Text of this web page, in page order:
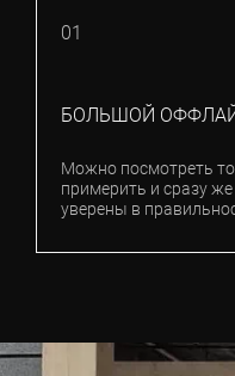
01
БОЛЬШОЙ
Можно посмотреть
примерить и сразу
уверены в